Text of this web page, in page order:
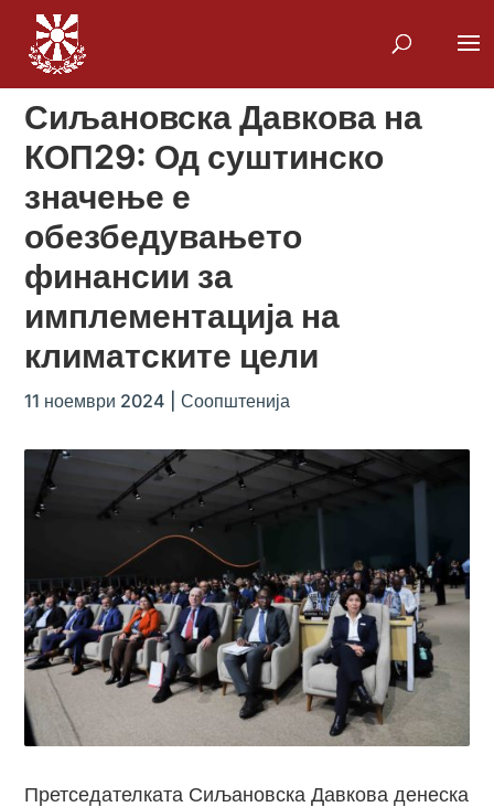
Сиљановска Давкова на
КОП29: Од суштинско
значење е
обезбедувањето
финансии за
имплементација на
климатските цели
11 ноември 2024 |Соопштенија
Претседателката Сиљановска Давкова денеска